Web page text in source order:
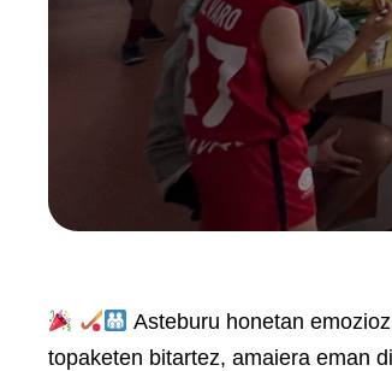
Asteburu honetan
topaketen bitartez, amaiera eman